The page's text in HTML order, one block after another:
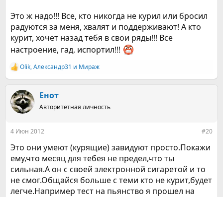
Это ж надо!!! Все, кто никогда не курил или бросил
радуются за меня, хвалят и поддерживают! А кто
курит, хочет назад тебя в свои ряды!!! Все
настроение, гад, испортил!!!
Р
е
к
ц
и
Olik,Александр31 и Мираж
Енот
Авторитетная личность
4 Июн 2012 #20
Это они умеют (курящие) завидуют просто.Покажи
ему,что месяц для тебея не предел,что ты
сильная.А он с своей электронной сигаретой и то
не смог.Общайся больше с теми кто не курит,будет
легче.Например тест на пьянство я прошел на